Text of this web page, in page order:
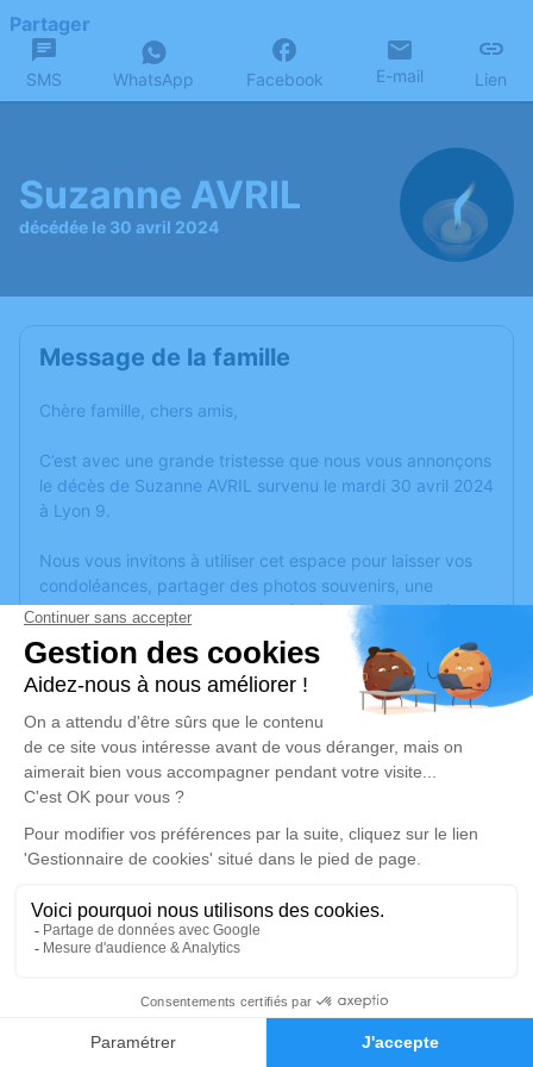
Faire-part Hommages
Partager
SMS WhatsApp Facebook E-mail Lien
Suzanne AVRIL
décédée le 30 avril 2024
Message de la famille
Chère famille, chers amis,
C’est avec une grande tristesse que nous vous annonçons
le décès de Suzanne AVRIL survenu le mardi 30 avril 2024
à Lyon 9.
Nous vous invitons à utiliser cet espace pour laisser vos
condoléances, partager des photos souvenirs, une
anecdote ou exprimer vos pensées à travers des poèmes
ou des textes. Cet endroit est un lieu d'expression dédié à
honorer la mémoire de Suzanne AVRIL.
Un service de plantation d’arbre hommage estdisponible
lundi 06 mai 2024 à 10h00
Eglise Saint Roch 1 rue de la cure
69340 Francheville
Je rends hommage